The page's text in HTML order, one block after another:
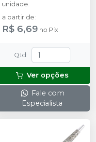
unidade.
a partir de:
R$ 6,69 no Pix
Qtd :
Ver opções
Fale com
Especialista